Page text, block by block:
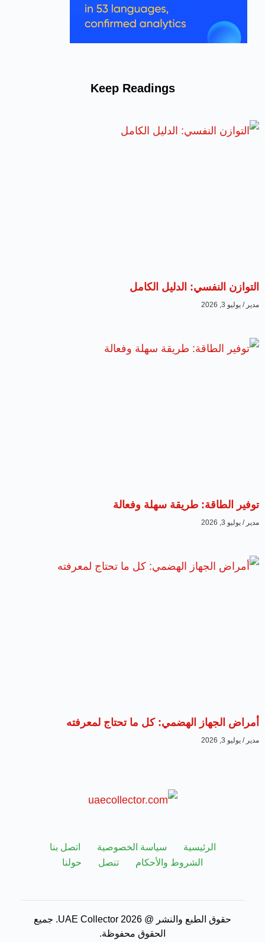
Keep Readings
التوازن النفسي: الدليل الكامل
مدير يوليو 3, 2026
توفير الطاقة: طريقة سهلة وفعالة
مدير يوليو 3, 2026
أمراض الجهاز الهضمي: كل ما تحتاج لمعرفته
مدير يوليو 3, 2026
الرئيسية سياسة الخصوصية
اتصل بنا
الشروط والأحكام
تنصل حولنا
حقوق الطبع والنشر @ 2026 UAE Collector. جميع
الحقوق محفوظة.